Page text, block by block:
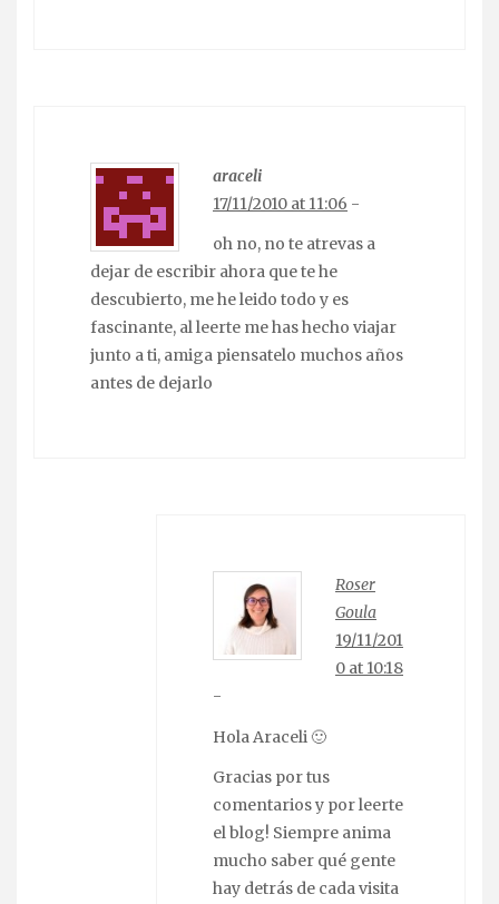
araceli
17/11/2010 at 11:06 -
oh no, no te atrevas a
dejar de escribir ahora que te he
descubierto, me he leido todo y es
fascinante, al leerte me has hecho viajar
junto a ti, amiga piensatelo muchos años
antes de dejarlo
Roser
Goula
19/11/201
0 at 10:18
-
Hola Araceli 🙂
Gracias por tus
comentarios y por leerte
el blog! Siempre anima
mucho saber qué gente
hay detrás de cada visita